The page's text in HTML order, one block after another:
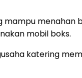
mobil boks.
katering